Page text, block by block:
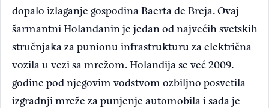
dopalo izlaganje gospodina Baerta de Breja. Ovaj
šarmantni Holanđanin je jedan od najvećih svetskih
stručnjaka za punionu infrastrukturu za električna
vozila u vezi sa mrežom. Holandija se već 2009.
godine pod njegovim vođstvom ozbiljno posvetila
izgradnji mreže za punjenje automobila i sada je